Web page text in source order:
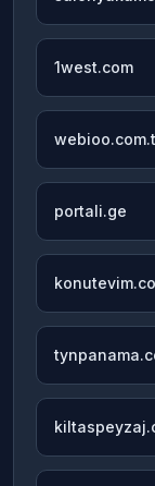
1west.com
portali.ge